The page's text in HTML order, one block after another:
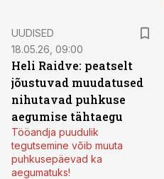
UUDISED
18.05.26, 09:00
Heli Raidve: peatselt
jõustuvad muudatused
nihutavad puhkuse
aegumise tähtaegu
Tööandja puudulik
tegutsemine võib muuta
puhkusepäevad ka
aegumatuks!